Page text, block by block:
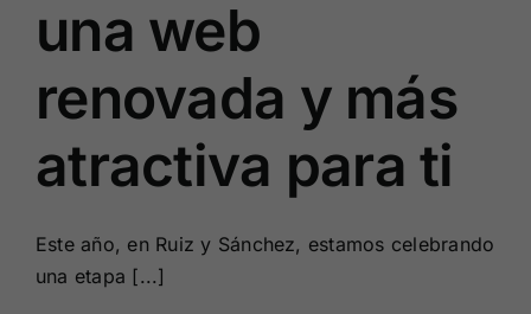
una web
renovada y más
atractiva para ti
Este año, en Ruiz y Sánchez, estamos celebrando
una etapa [...]